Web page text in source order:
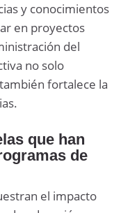
y conocimientos
en proyectos
del
no solo
fortalece la
que han
de
el impacto